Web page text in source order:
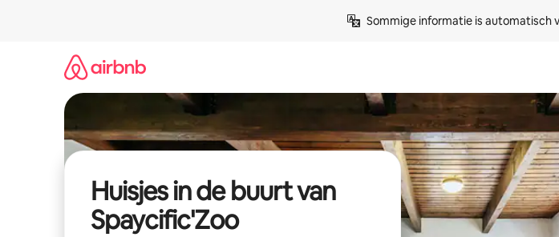
Sommige informatie is automatisch
Huisjes in de buurt van
Spaycific'Zoo